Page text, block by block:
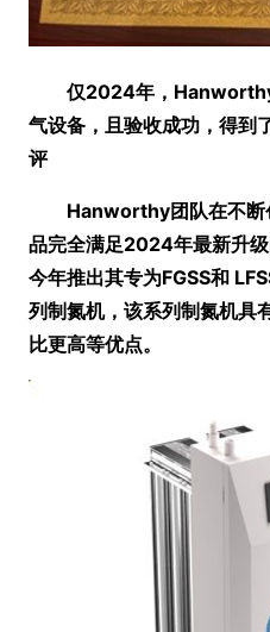
仅2024年，
气设备，且验收成功，得到
评
Hanworthy团队在不断
品完全满足2024年最新升
今年推出其专为FGSS和
列制氮机，该系列制氮机具
比更高等优点。